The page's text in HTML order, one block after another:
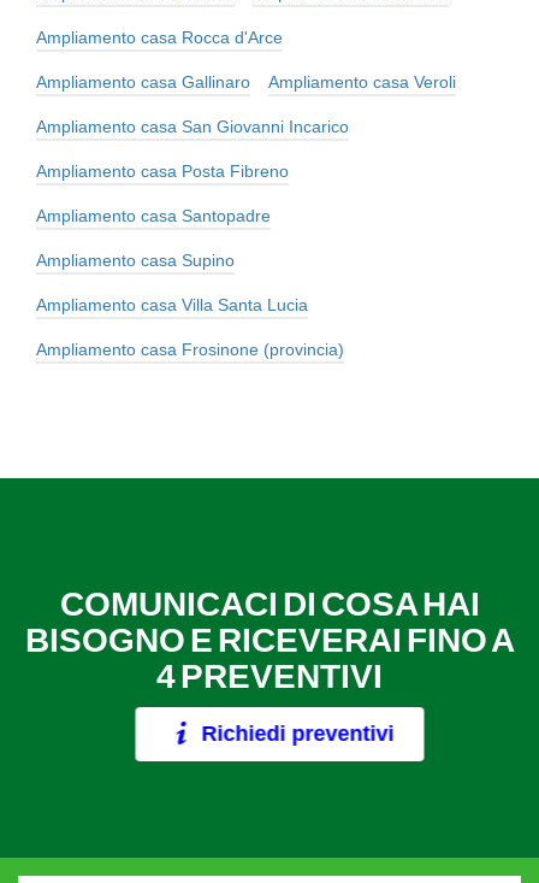
Ampliamento casa Rocca d'Arce
Ampliamento casa Gallinaro Ampliamento casa Veroli
Ampliamento casa San Giovanni Incarico
Ampliamento casa Posta Fibreno
Ampliamento casa Santopadre
Ampliamento casa Supino
Ampliamento casa Villa Santa Lucia
Ampliamento casa Frosinone (provincia)
COMUNICACI DI COSA HAI
BISOGNO E RICEVERAI FINO A
4 PREVENTIVI
Richiedi preventivi